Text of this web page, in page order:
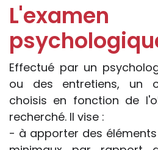
L'examen
Effectué par un
ou des entretiens, un
choisis en fonction de
recherché. Il vise :
- à apporter des
décisions, ce qui ne peut
rédacteurs des fiches,
évidemment dans
apprécier in abstracto.